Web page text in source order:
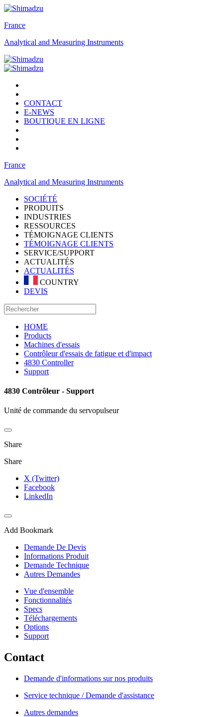
France
Analytical and Measuring Instruments
CONTACT
E-NEWS
BOUTIQUE EN LIGNE
France
Analytical and Measuring Instruments
SOCIÉTÉ
PRODUITS
INDUSTRIES
RESSOURCES
TÉMOIGNAGE CLIENTS
TÉMOIGNAGE CLIENTS
SERVICE/SUPPORT
ACTUALITÉS
ACTUALITÉS
COUNTRY
DEVIS
HOME
Products
Machines d'essais
Contrôleur d'essais de fatigue et d'impact
4830 Controller
Support
4830 Contrôleur - Support
Unité de commande du servopulseur
Share
Share
X (Twitter)
Facebook
LinkedIn
Add Bookmark
Demande De Devis
Informations Produit
Demande Technique
Autres Demandes
Vue d'ensemble
Fonctionnalités
Specs
Téléchargements
Options
Support
Contact
Demande d'informations sur nos produits
Service technique / Demande d'assistance
Autres demandes